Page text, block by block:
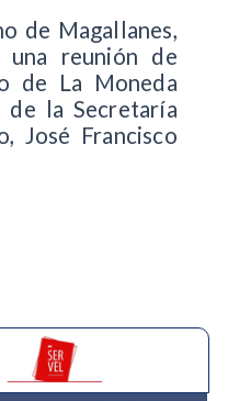
de Magallanes,
una reunión de
de La Moneda
de la Secretaría
José Francisco